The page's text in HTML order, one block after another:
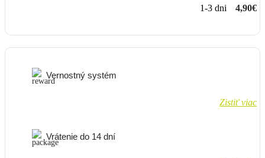
1-3 dni 4,90€
Vernostný systém
Zistiť viac
Vrátenie do 14 dní